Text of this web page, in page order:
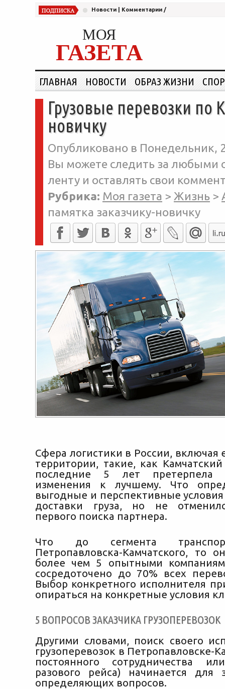
Новости Комментарии /
МОЯ
ГАЗЕТА
ГЛАВНАЯ НОВОСТИ ОБРАЗ ЖИЗНИ
Грузовые перевозки по
новичку
Опубликовано в Понедельник,
Вы можете следить за любыми
ленту и оставлять свои
Рубрика: Моя газета > Жизнь >
памятка заказчику-новичку
Сфера логистики в России, включая
территории, такие, как
последние 5 лет претерпела
изменения к лучшему. Что
выгодные и перспективные условия
доставки груза, но не
первого поиска партнера.
Что до сегмента
Петропавловска-Камчатского, то
более чем 5 опытными
сосредоточено до 70% всех
Выбор конкретного исполнителя
опираться на конкретные условия
5 ВОПРОСОВ ЗАКАЗЧИКА ГРУЗОПЕРЕВОЗОК
Другими словами, поиск своего
грузоперевозок в Петропавловске-
постоянного сотрудничества
разового рейса) начинается для
определяющих вопросов.